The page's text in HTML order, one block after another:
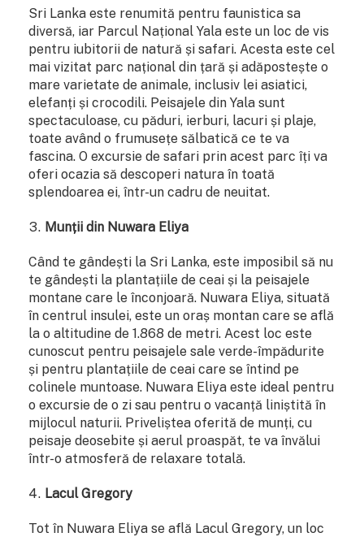
Sri Lanka este renumită pentru faunistica sa
diversă, iar Parcul Național Yala este un loc de vis
pentru iubitorii de natură și safari. Acesta este cel
mai vizitat parc național din țară și adăpostește o
mare varietate de animale, inclusiv lei asiatici,
elefanți și crocodili. Peisajele din Yala sunt
spectaculoase, cu păduri, ierburi, lacuri și plaje,
toate având o frumusețe sălbatică ce te va
fascina. O excursie de safari prin acest parc îți va
oferi ocazia să descoperi natura în toată
splendoarea ei, într-un cadru de neuitat.
Munții din Nuwara Eliya
Când te gândești la Sri Lanka, este imposibil să nu
te gândești la plantațiile de ceai și la peisajele
montane care le înconjoară. Nuwara Eliya, situată
în centrul insulei, este un oraș montan care se află
la o altitudine de 1.868 de metri. Acest loc este
cunoscut pentru peisajele sale verde-împădurite
și pentru plantațiile de ceai care se întind pe
colinele muntoase. Nuwara Eliya este ideal pentru
o excursie de o zi sau pentru o vacanță liniștită în
mijlocul naturii. Priveliștea oferită de munți, cu
peisaje deosebite și aerul proaspăt, te va învălui
într-o atmosferă de relaxare totală.
Lacul Gregory
Tot în Nuwara Eliya se află Lacul Gregory, un loc